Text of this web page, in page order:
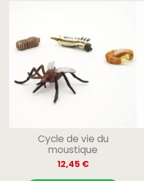
Cycle de vie du
moustique
12,45 €